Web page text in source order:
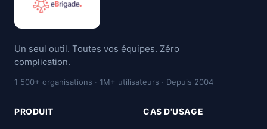
Un seul outil. Toutes vos équipes. Zéro
complication.
1 500+ organisations · 1M+ utilisateurs · Depuis 2004
PRODUIT CAS D'USAGE